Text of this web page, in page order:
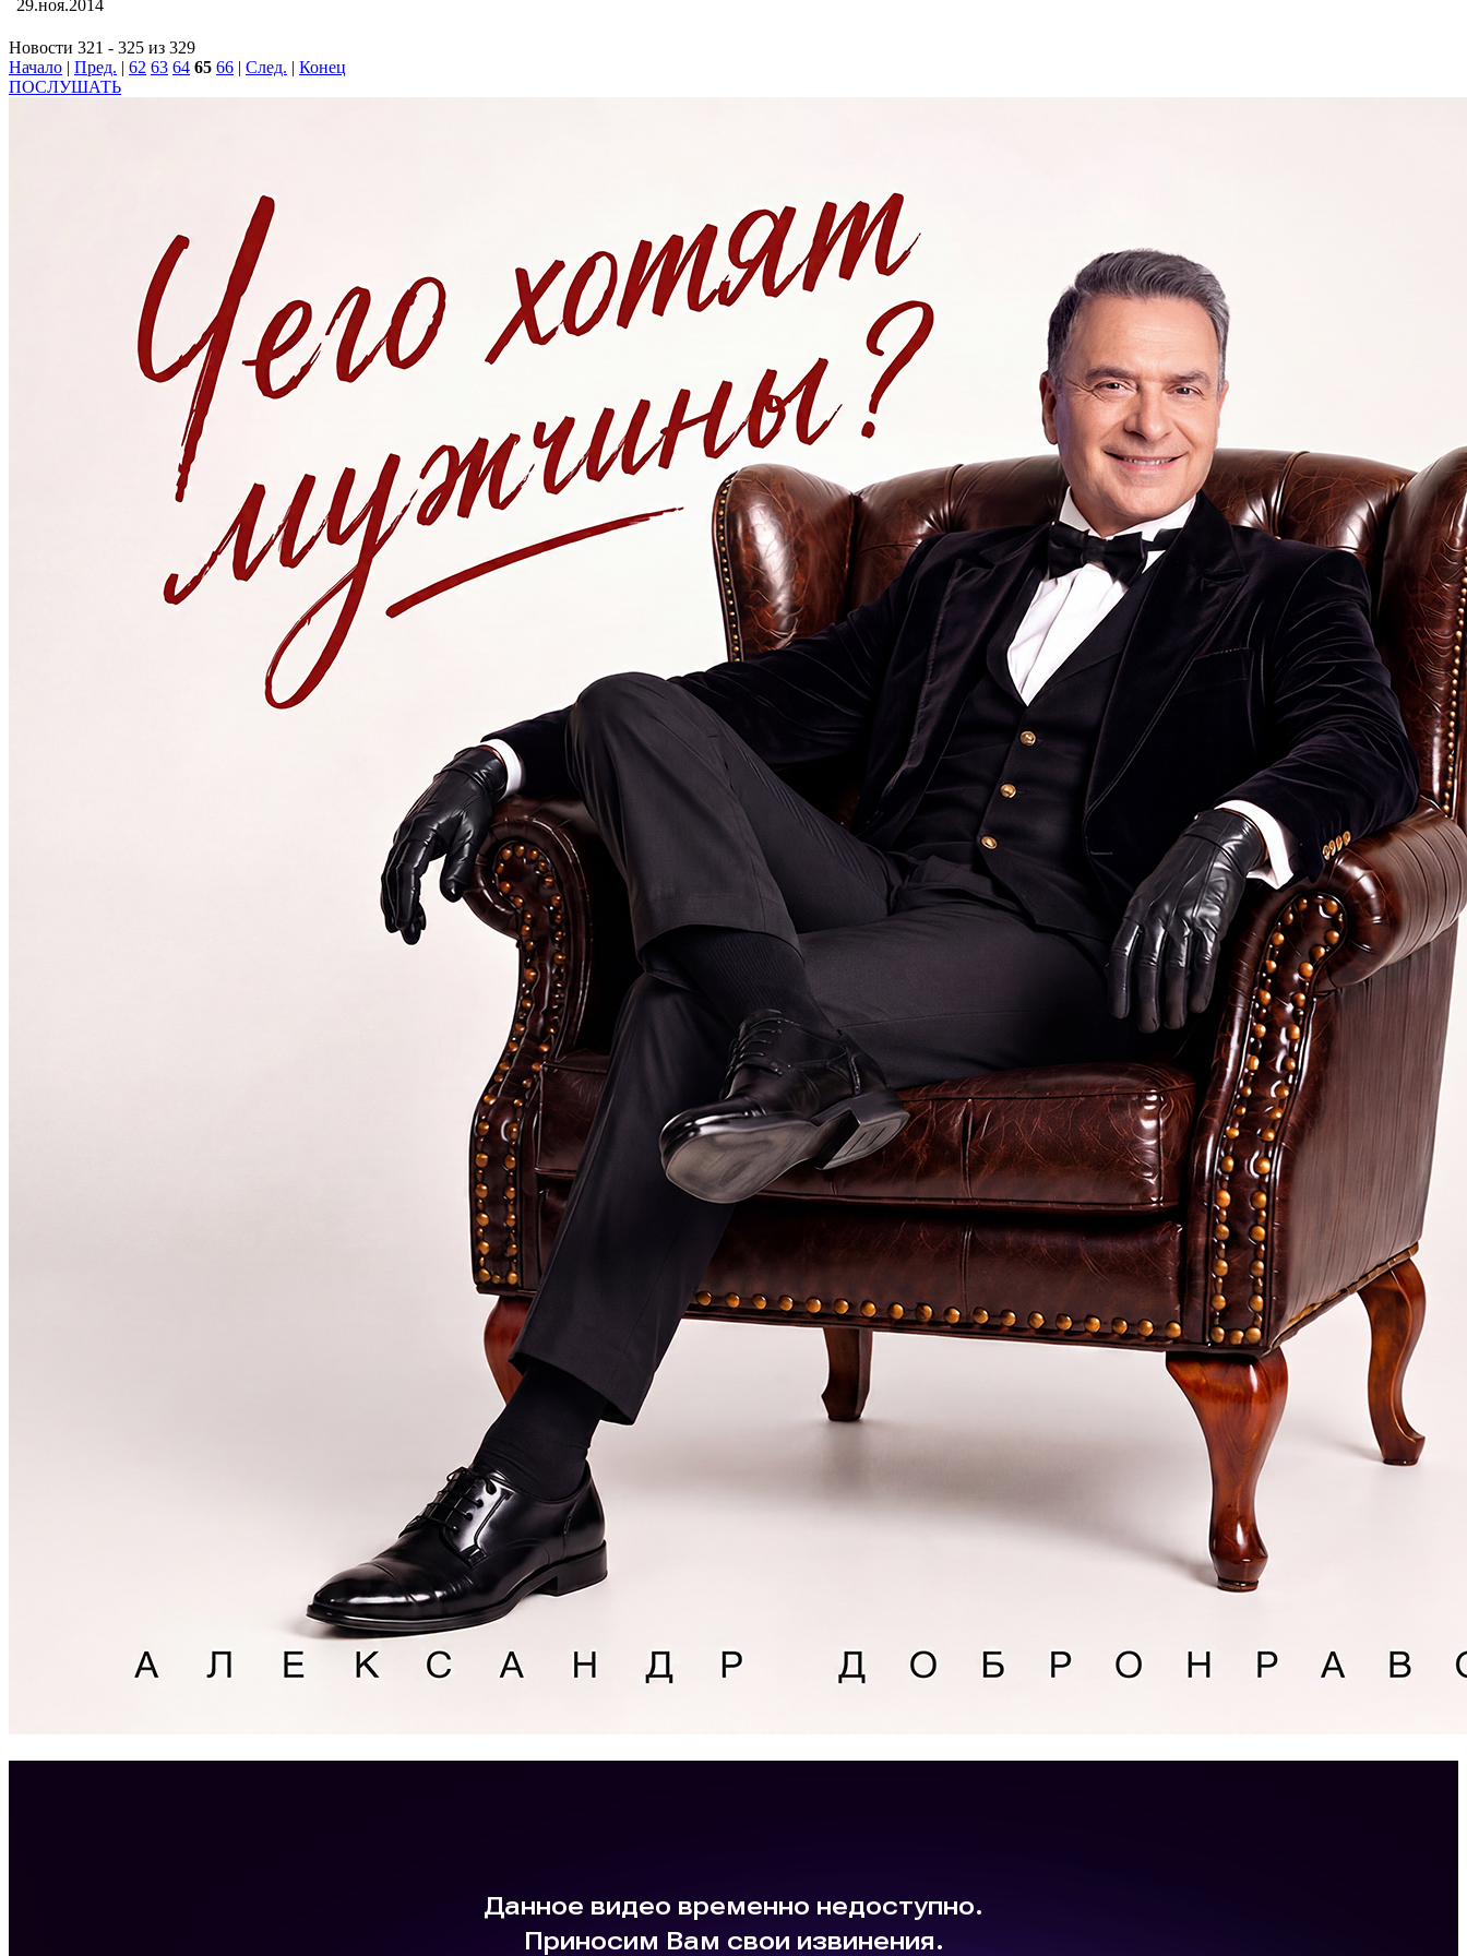
29.ноя.2014
Новости 321 - 325 из 329
Начало | Пред. | 62 63 64 65 66 | След. | Конец
ПОСЛУШАТЬ